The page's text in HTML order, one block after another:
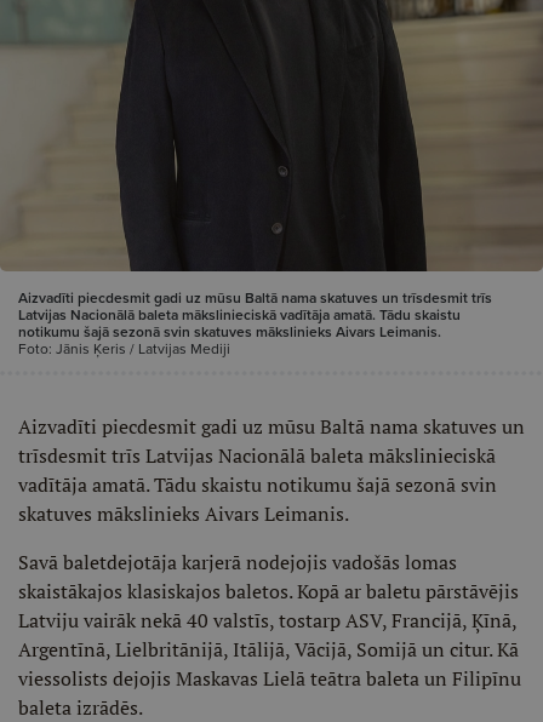
Aizvadīti piecdesmit gadi uz mūsu Baltā nama skatuves un trīsdesmit trīs
Latvijas Nacionālā baleta mākslinieciskā vadītāja amatā. Tādu skaistu
notikumu šajā sezonā svin skatuves mākslinieks Aivars Leimanis.
Foto: Jānis Ķeris / Latvijas Mediji
Aizvadīti piecdesmit gadi uz mūsu Baltā nama skatuves un
trīsdesmit trīs Latvijas Nacionālā baleta mākslinieciskā
vadītāja amatā. Tādu skaistu notikumu šajā sezonā svin
skatuves mākslinieks Aivars Leimanis.
Savā baletdejotāja karjerā nodejojis vadošās lomas
skaistākajos klasiskajos baletos. Kopā ar baletu pārstāvējis
Latviju vairāk nekā 40 valstīs, tostarp ASV, Francijā, Ķīnā,
Argentīnā, Lielbritānijā, Itālijā, Vācijā, Somijā un citur. Kā
viessolists dejojis Maskavas Lielā teātra baleta un Filipīnu
baleta izrādēs.